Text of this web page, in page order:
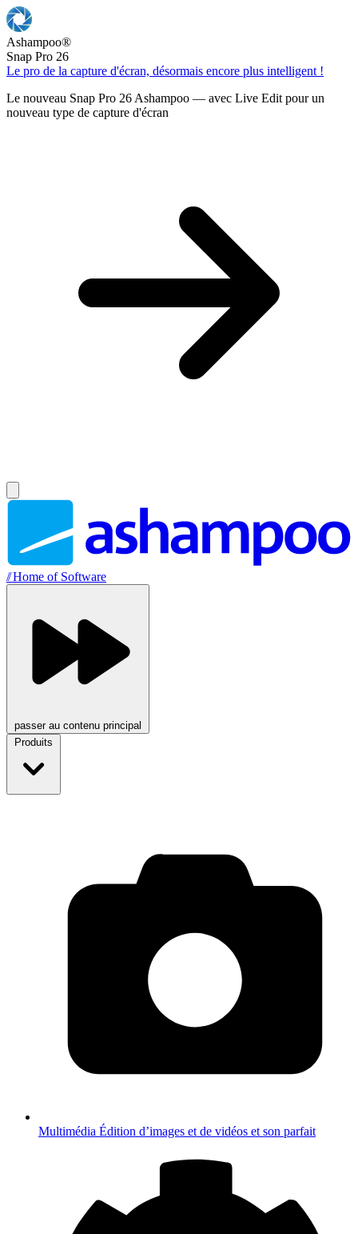
Ashampoo®
Snap Pro 26
Le pro de la capture d'écran, désormais encore plus intelligent !
Le nouveau Snap Pro 26 Ashampoo — avec Live Edit pour un
nouveau type de capture d'écran
//Home of Software
passer au contenu principal
Produits
Multimédia Édition d’images et de vidéos et son parfait